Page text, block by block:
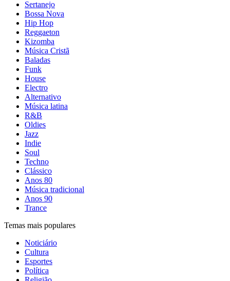
Sertanejo
Bossa Nova
Hip Hop
Reggaeton
Kizomba
Música Cristã
Baladas
Funk
House
Electro
Alternativo
Música latina
R&B
Oldies
Jazz
Indie
Soul
Techno
Clássico
Anos 80
Música tradicional
Anos 90
Trance
Temas mais populares
Noticiário
Cultura
Esportes
Política